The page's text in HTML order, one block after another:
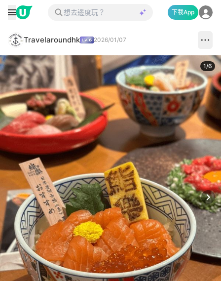
下載App
Travelaroundhk 2026/01/07
1/6